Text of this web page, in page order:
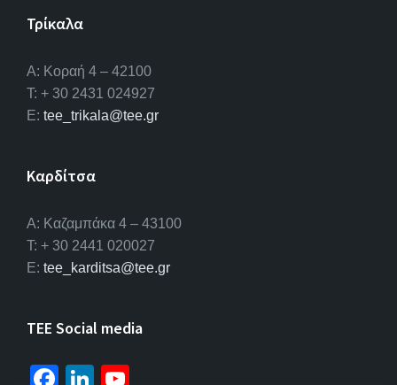
Τρίκαλα
Α: Κοραή 4 – 42100
T: + 30 2431 024927
E: tee_trikala@tee.gr
Καρδίτσα
Α: Καζαμπάκα 4 – 43100
T: + 30 2441 020027
E: tee_karditsa@tee.gr
TEE Social media